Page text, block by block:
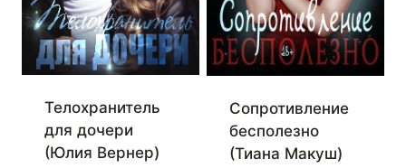
Телохранитель
для дочери
(Юлия Вернер)
Сопротивление
бесполезно
(Тиана Макуш)